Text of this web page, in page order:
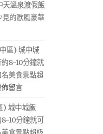
溫泉渡假飯
的歐風豪華
區) 城中城
8-10分鐘就
美食景點超
佈留言
) 城中城飯
10分鐘就可